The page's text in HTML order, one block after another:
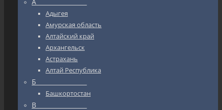
Адыгея
Амурская область
Алтайский край
Архангельск
Астрахань
Алтай Республика
Б_________________
Башкортостан
В_________________